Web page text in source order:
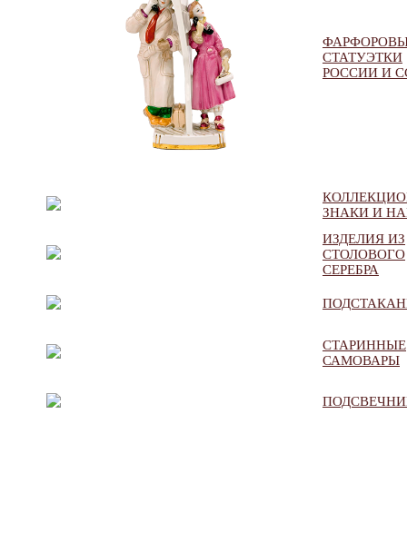
СТАТУЭТКИ
РОССИИ И
ЗНАКИ И
ИЗДЕЛИЯ ИЗ
СТОЛОВОГО
СЕРЕБРА
СТАРИННЫЕ
САМОВАРЫ